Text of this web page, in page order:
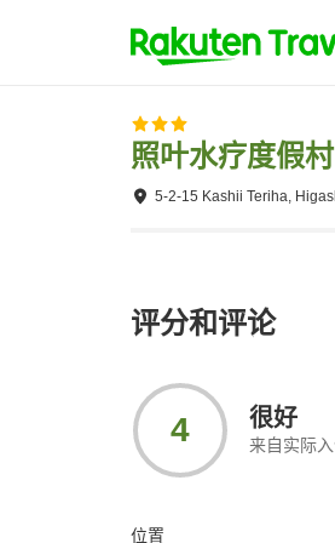
照叶水疗度假村
5-2-15 Kashii Teriha,
评分和评论
4 很好
来自实际
位置